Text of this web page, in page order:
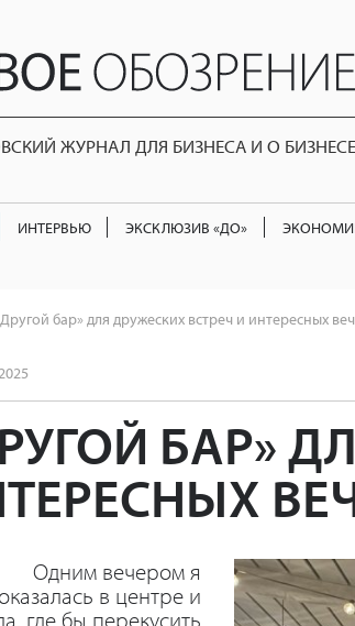
ЖУРНАЛ ДЛЯ БИЗНЕСА И О БИЗНЕСЕ
ИНТЕРВЬЮ ЭКСКЛЮЗИВ «ДО»
бар» для дружеских встреч и интересных
БАР»
Одним вечером я
оказалась в центре и
где бы перекусить